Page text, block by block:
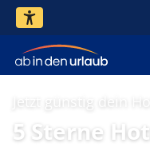
Jetzt günstig dein
5 Sterne